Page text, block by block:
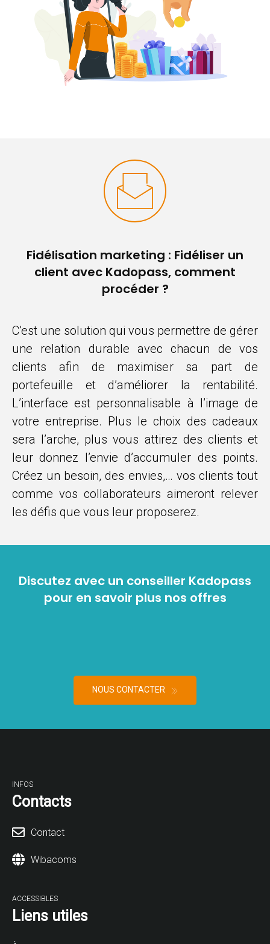
Fidélisation marketing : Fidéliser un
client avec Kadopass, comment
procéder ?
C’est une solution qui vous permettre de gérer
une relation durable avec chacun de vos
clients afin de maximiser sa part de
portefeuille et d’améliorer la rentabilité.
L’interface est personnalisable à l’image de
votre entreprise. Plus le choix des cadeaux
sera l’arche, plus vous attirez des clients et
leur donnez l’envie d’accumuler des points.
Créez un besoin, des envies,… vos clients tout
comme vos collaborateurs aimeront relever
les défis que vous leur proposerez.
Discutez avec un conseiller Kadopass
pour en savoir plus nos offres
NOUS CONTACTER
INFOS
Contacts
Contact
Wibacoms
ACCESSIBLES
Liens utiles